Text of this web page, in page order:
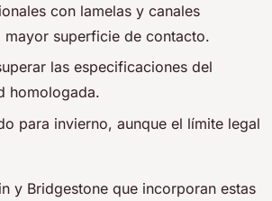
con lamelas y canales
superficie de contacto.
las especificaciones del
homologada.
para invierno, aunque el límite legal
y Bridgestone que incorporan estas